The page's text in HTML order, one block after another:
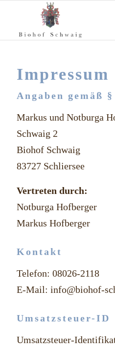
Impressum
Angaben gemäß
Markus und Notburga
Schwaig 2
Biohof Schwaig
83727 Schliersee
Vertreten durch:
Notburga Hofberger
Markus Hofberger
Kontakt
Telefon: 08026-2118
E-Mail: info@biohof-
Umsatzsteuer-ID
Umsatzsteuer-